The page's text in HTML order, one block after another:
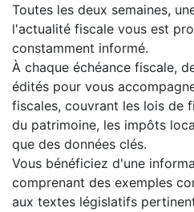
Toutes les deux semaines,
l'actualité fiscale vous est
constamment informé.
À chaque échéance fiscale,
édités pour vous
fiscales, couvrant les lois de
du patrimoine, les impôts
que des données clés.
Vous bénéficiez d'une
comprenant des exemples
aux textes législatifs